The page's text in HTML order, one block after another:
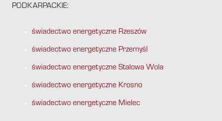
PODKARPACKIE:
świadectwo energetyczne Rzeszów
świadectwo energetyczne Przemyśl
świadectwo energetyczne Stalowa Wola
świadectwo energetyczne Krosno
świadectwo energetyczne Mielec